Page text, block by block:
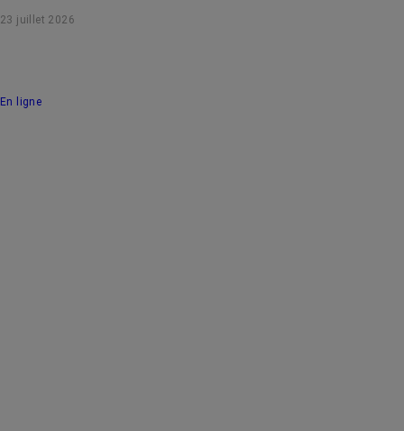
chroniques, et en premier lieu les personnes touchées par un cancer,
23 juillet 2026
En ligne